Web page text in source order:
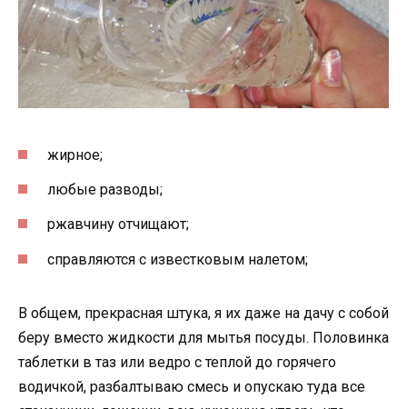
жирное;
любые разводы;
ржавчину отчищают;
справляются с известковым налетом;
В общем, прекрасная штука, я их даже на дачу с собой
беру вместо жидкости для мытья посуды. Половинка
таблетки в таз или ведро с теплой до горячего
водичкой, разбалтываю смесь и опускаю туда все